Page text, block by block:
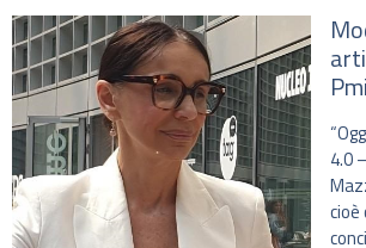
4.0
cioè